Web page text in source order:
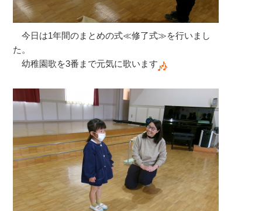
今日は1年間のまとめの式≪修了式≫を行いまし
た。
幼稚園歌を3番まで元気に歌います